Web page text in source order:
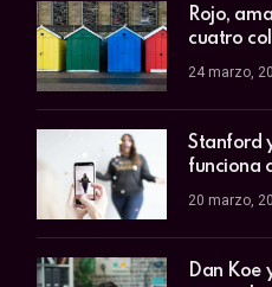
Rojo,
cuatro
24 marzo,
Stanford
funciona
20 marzo,
Dan Koe